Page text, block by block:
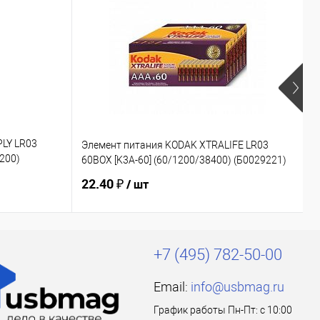
LR03
Элемент питания KODAK XTRALIFE LR03
60BOX [K3A-60] (60/1200/38400) (Б0029221)
22.40 ₽/ шт
+7 (495) 782-50-00
Email: info@usbmag.ru
График работы Пн-Пт: с 10:00